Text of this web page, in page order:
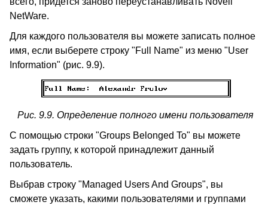
NetWare.
Для каждого пользователя вы можете записать полное
имя, если выберете строку "Full Name" из меню "User
Information" (рис. 9.9).
Рис. 9.9. Определение полного имени пользователя
С помощью строки "Groups Belonged To" вы можете
задать группу, к которой принадлежит данный
пользователь.
Выбрав строку "Managed Users And Groups", вы
сможете указать, какими пользователями и группами